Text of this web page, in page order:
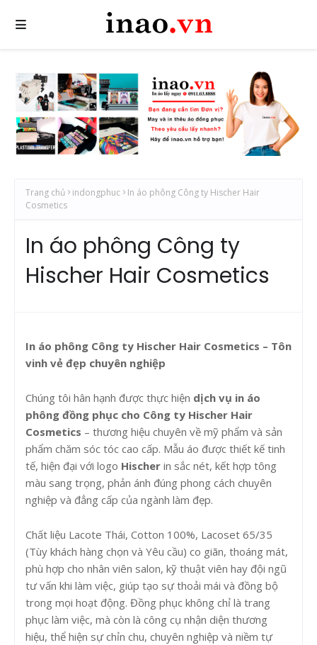
Trang chủ indongphuc
In áo phông Công ty Hischer Hair
Cosmetics
In áo phông Công ty
Hischer Hair Cosmetics
In áo phông Công ty Hischer Hair Cosmetics – Tôn
vinh vẻ đẹp chuyên nghiệp
Chúng tôi hân hạnh được thực hiện dịch vụ in áo
phông đồng phục cho Công ty Hischer Hair
Cosmetics – thương hiệu chuyên về mỹ phẩm và sản
phẩm chăm sóc tóc cao cấp. Mẫu áo được thiết kế tinh
tế, hiện đại với logo Hischer in sắc nét, kết hợp tông
màu sang trọng, phản ánh đúng phong cách chuyên
nghiệp và đẳng cấp của ngành làm đẹp.
Chất liệu Lacote Thái, Cotton 100%, Lacoset 65/35
(Tùy khách hàng chọn và Yêu cầu) co giãn, thoáng mát,
phù hợp cho nhân viên salon, kỹ thuật viên hay đội ngũ
tư vấn khi làm việc, giúp tạo sự thoải mái và đồng bộ
trong mọi hoạt động. Đồng phục không chỉ là trang
phục làm việc, mà còn là công cụ nhận diện thương
hiệu, thể hiện sự chỉn chu, chuyên nghiệp và niềm tự